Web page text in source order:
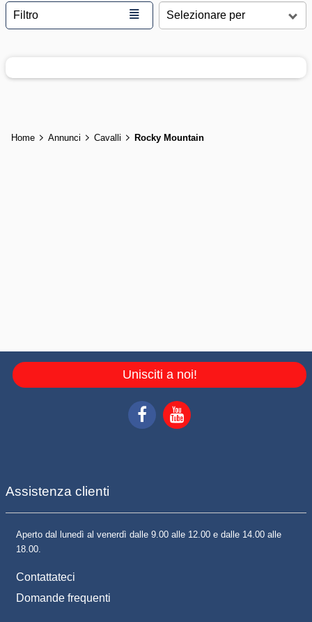
Filtro ≣
Home Annunci Cavalli Rocky Mountain
Unisciti a noi!
Assistenza clienti
Aperto dal lunedì al venerdì dalle 9.00 alle 12.00 e dalle 14.00 alle
18.00.
Contattateci
Domande frequenti